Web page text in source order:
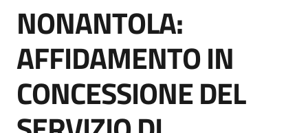
di
acquisto
Supporto
Salta al contenuto
NONANTOLA:
AFFIDAMENTO IN
CONCESSIONE DEL